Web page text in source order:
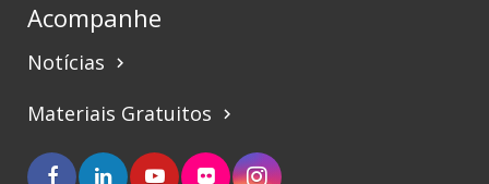
Acompanhe
Notícias keyboard_arrow_right
Materiais Gratuitos keyboard_arrow_right